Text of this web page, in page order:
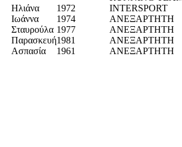
Ηλιάνα 1972 INTERSPORT
Ιωάννα 1974 ΑΝΕΞΑΡΤΗΤΗ
Σταυρούλα 1977 ΑΝΕΞΑΡΤΗΤΗ
Παρασκευή1981 ΑΝΕΞΑΡΤΗΤΗ
Ασπασία 1961 ΑΝΕΞΑΡΤΗΤΗ